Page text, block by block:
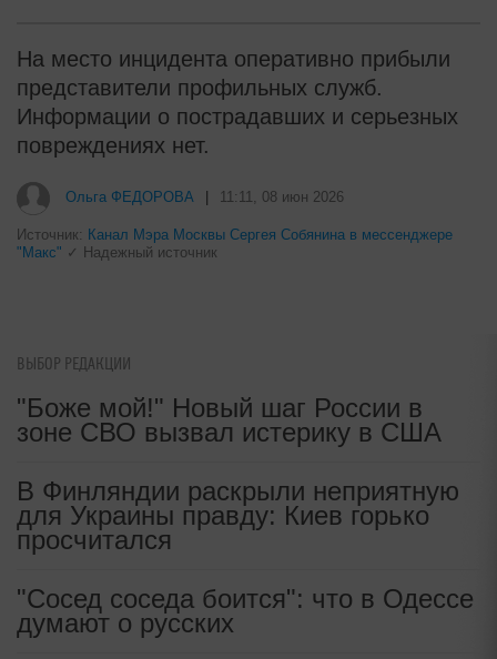
На место инцидента оперативно прибыли
представители профильных служб.
Информации о пострадавших и серьезных
повреждениях нет.
Ольга ФЕДОРОВА 11:11, 08 июн 2026
Источник: Канал Мэра Москвы Сергея Собянина в мессенджере
"Макс" ✓ Надежный источник
ВЫБОР РЕДАКЦИИ
"Боже мой!" Новый шаг России в
зоне СВО вызвал истерику в США
В Финляндии раскрыли неприятную
для Украины правду: Киев горько
просчитался
"Сосед соседа боится": что в Одессе
думают о русских